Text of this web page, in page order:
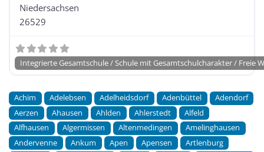
Niedersachsen
26529
Integrierte Gesamtschule / Schule mit Gesamtschulcharakter / Freie
Achim Adelebsen Adelheidsdorf Adenbüttel
Adendorf
Aerzen
Ahausen Ahlden Ahlerstedt
Alfeld
Alfhausen
Algermissen Altenmedingen
Amelinghausen
Andervenne
Ankum Apen Apensen
Artlenburg